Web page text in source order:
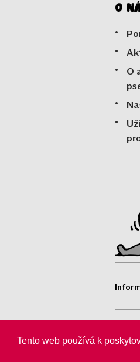
Tento web používá k
O
O